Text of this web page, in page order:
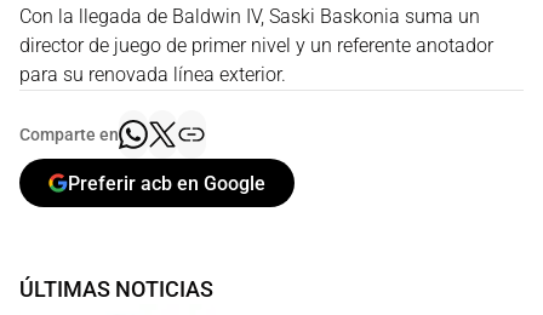
Con la llegada de Baldwin IV, Saski Baskonia suma un
director de juego de primer nivel y un referente anotador
para su renovada línea exterior.
Comparte en
Preferir acb en Google
ÚLTIMAS NOTICIAS